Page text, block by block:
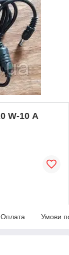
W-10 А
Оплата Умови